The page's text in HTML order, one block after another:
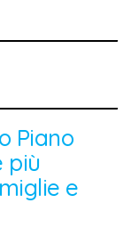
Piano
più
e